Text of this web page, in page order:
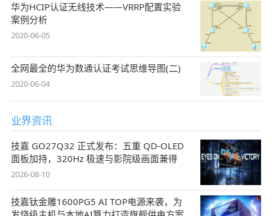
华为HCIP认证无线技术——VRRP配置实验
案例分析
2020-06-05
全网最全的华为数通认证考试思维导图(二)
2020-06-04
业界资讯
技嘉 GO27Q32 正式发布：五重 QD-OLED
面板加持，320Hz 极速与影院级画面兼得
2026-08-10
技嘉钛金雕1600PG5 AI TOP电源来袭，为